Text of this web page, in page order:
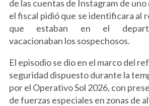
de las cuentas de Instagram de
el fiscal pidió que se identificara al
que estaban en el
vacacionaban los sospechosos.
El episodio se dio en el marco del
seguridad dispuesto durante la
por el Operativo Sol 2026, con
de fuerzas especiales en zonas de